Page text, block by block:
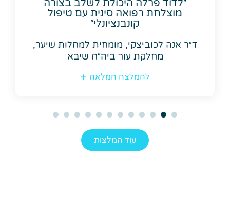
״ממליצה בחום לשלב את הרפואה
הסינית בטיפול הקונבנציונלי בבעיות
עור״
ד״ר שרון באום, ס. מנהל מחלקת עור
ביה״ח שיבא
להמלצה המלאה
עוד המלצות